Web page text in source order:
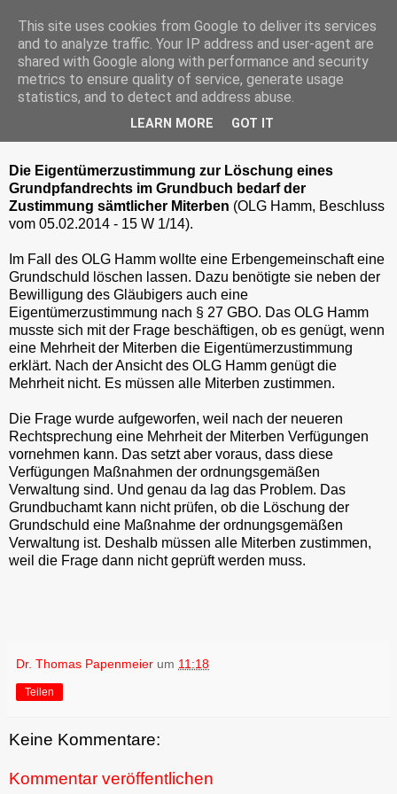
Freitag, 20. Juni 2014
Keine Eigentümerzustimmung im
Grundbuchrecht durch Erbenmehrheit
Die Eigentümerzustimmung zur Löschung eines
Grundpfandrechts im Grundbuch bedarf der
Zustimmung sämtlicher Miterben (OLG Hamm, Beschluss
vom 05.02.2014 - 15 W 1/14).
Im Fall des OLG Hamm wollte eine Erbengemeinschaft eine
Grundschuld löschen lassen. Dazu benötigte sie neben der
Bewilligung des Gläubigers auch eine
Eigentümerzustimmung nach § 27 GBO. Das OLG Hamm
musste sich mit der Frage beschäftigen, ob es genügt, wenn
eine Mehrheit der Miterben die Eigentümerzustimmung
erklärt. Nach der Ansicht des OLG Hamm genügt die
Mehrheit nicht. Es müssen alle Miterben zustimmen.
Die Frage wurde aufgeworfen, weil nach der neueren
Rechtsprechung eine Mehrheit der Miterben Verfügungen
vornehmen kann. Das setzt aber voraus, dass diese
Verfügungen Maßnahmen der ordnungsgemäßen
Verwaltung sind. Und genau da lag das Problem. Das
Grundbuchamt kann nicht prüfen, ob die Löschung der
Grundschuld eine Maßnahme der ordnungsgemäßen
Verwaltung ist. Deshalb müssen alle Miterben zustimmen,
weil die Frage dann nicht geprüft werden muss.
Dr. Thomas Papenmeier um 11:18
Teilen
Keine Kommentare:
Kommentar veröffentlichen
This site uses cookies from Google to deliver its services
and to analyze traffic. Your IP address and user-agent are
shared with Google along with performance and security
metrics to ensure quality of service, generate usage
statistics, and to detect and address abuse.
LEARN MORE GOT IT